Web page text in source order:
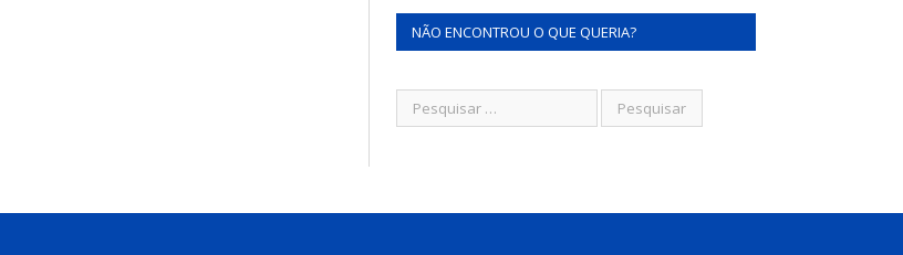
NÃO ENCONTROU O QUE QUERIA?